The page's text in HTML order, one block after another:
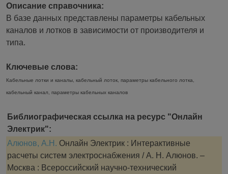
Описание справочника:
В базе данных представлены параметры кабельных
каналов и лотков в зависимости от производителя и
типа.
Ключевые слова:
Кабельные лотки и каналы, кабельный лоток, параметры кабельного лотка,
кабельный канал, параметры кабельных каналов
Библиографическая ссылка на ресурс "Онлайн
Электрик":
Алюнов, А.Н. Онлайн Электрик : Интерактивные
расчеты систем электроснабжения / А. Н. Алюнов. –
Москва : Всероссийский научно-технический